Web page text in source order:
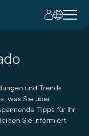
und Trends
was Sie über
Tipps für Ihr
Sie informiert